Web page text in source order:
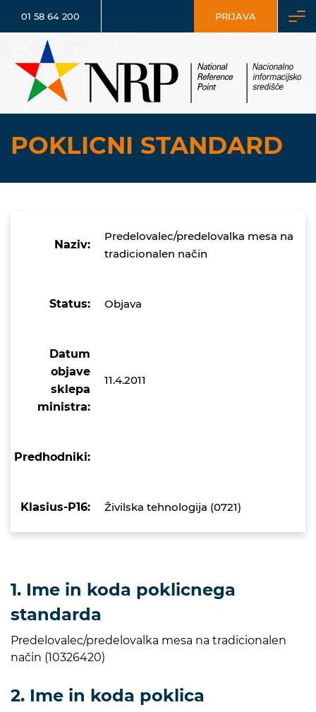
01 58 64 200 PRIJAVA
POKLICNI STANDARD
Naziv:
Predelovalec/predelovalka mesa na
tradicionalen način
Status: Objava
Datum
objave
sklepa
ministra:
11.4.2011
Predhodniki:
Klasius-P16: Živilska tehnologija (0721)
1. Ime in koda poklicnega
standarda
Predelovalec/predelovalka mesa na tradicionalen
način (10326420)
2. Ime in koda poklica